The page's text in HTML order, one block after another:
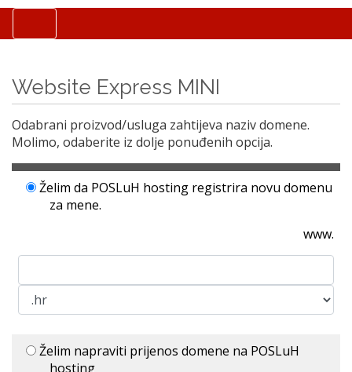
Website Express MINI
Odabrani proizvod/usluga zahtijeva naziv domene.
Molimo, odaberite iz dolje ponuđenih opcija.
Želim da POSLuH hosting registrira novu domenu
za mene.
www.
Želim napraviti prijenos domene na POSLuH
hosting